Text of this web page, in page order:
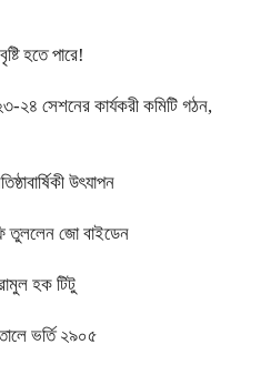
হতে পারে!
২৪ সেশনের কার্যকরী কমিটি গঠন,
উৎযাপন
তুললেন জো বাইডেন
হক টিটু
ভর্তি ২৯০৫